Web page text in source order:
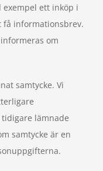
ett inköp i
informationsbrev.
om
samtycke. Vi
lämnade
samtycke är en